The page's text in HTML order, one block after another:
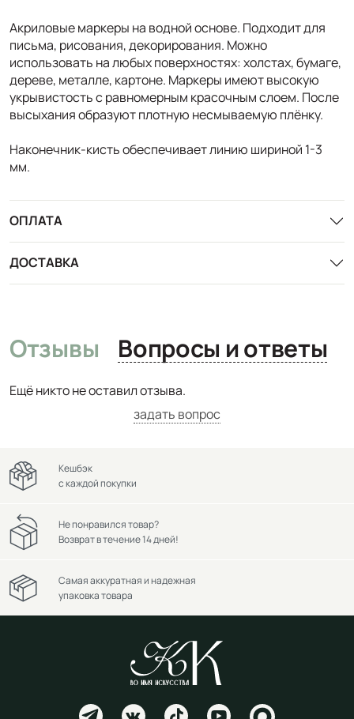
Акриловые маркеры на водной основе. Подходит для
письма, рисования, декорирования. Можно
использовать на любых поверхностях: холстах, бумаге,
дереве, металле, картоне. Маркеры имеют высокую
укрывистость с равномерным красочным слоем. После
высыхания образуют плотную несмываемую плёнку.
Наконечник-кисть обеспечивает линию шириной 1-3
мм.
ОПЛАТА
ДОСТАВКА
Отзывы Вопросы и ответы
Ещё никто не оставил отзыва.
задать вопрос
Кешбэк
с каждой покупки
Не понравился товар?
Возврат в течение 14 дней!
Самая аккуратная и надежная
упаковка товара